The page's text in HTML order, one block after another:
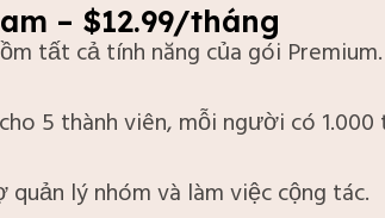
– $12.99/tháng
tất cả tính năng của gói Premium.
5 thành viên, mỗi người có
quản lý nhóm và làm việc cộng tác.